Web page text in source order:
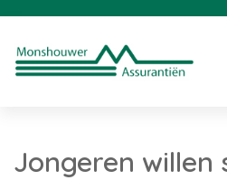
Jongeren willen